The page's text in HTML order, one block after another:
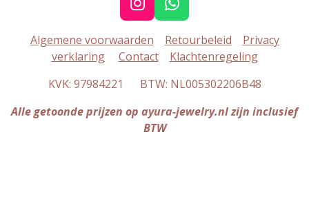
I
n
s
t
a
g
r
a
W
h
a
t
s
A
p
Algemene voorwaarden Retourbeleid
Privacy
verklaring
Contact
Klachtenregeling
KVK: 97984221 BTW: NL005302206B48
Alle getoonde prijzen op ayura-jewelry.nl zijn inclusief
BTW